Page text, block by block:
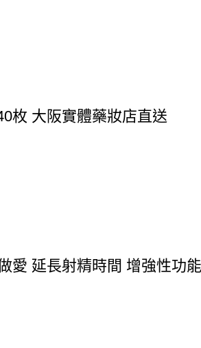
枚 大阪實體藥妝店直送
愛 延長射精時間 增強性功